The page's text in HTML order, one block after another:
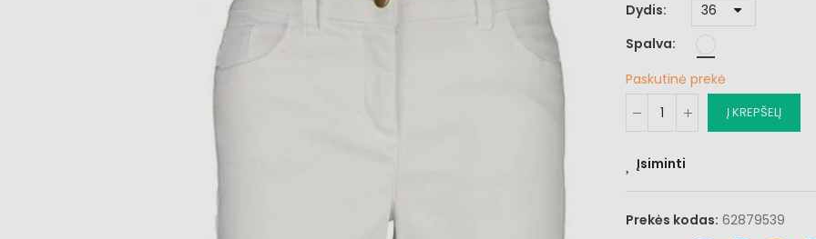
Dydis
Spalva
Paskutinė prekė
Į KREPŠELĮ
Įsiminti
Prekės kodas: 62879539